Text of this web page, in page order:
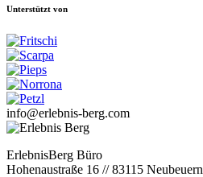
Unterstützt von
info@erlebnis-berg.com
ErlebnisBerg Büro
Hohenaustraße 16 // 83115 Neubeuern